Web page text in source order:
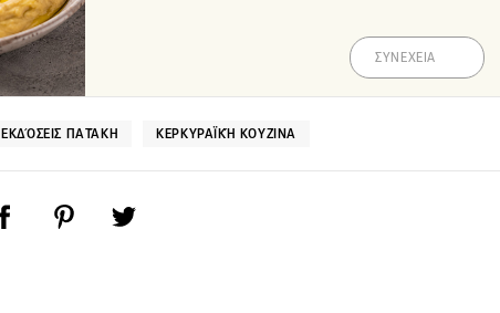
ΣΥΝΕΧΕΙΑ
ΕΚΔΌΣΕΙΣ ΠΑΤΆΚΗ ΚΕΡΚΥΡΑΪΚΉ ΚΟΥΖΊΝΑ